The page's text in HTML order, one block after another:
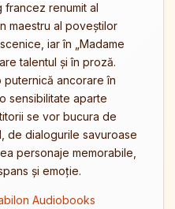
francez renumit al
maestru al poveștilor
iar în „Madame
talentul și în proză.
puternică ancorare în
sensibilitate aparte
se vor bucura de
de dialogurile savuroase
personaje memorabile,
și emoție.
Audiobooks